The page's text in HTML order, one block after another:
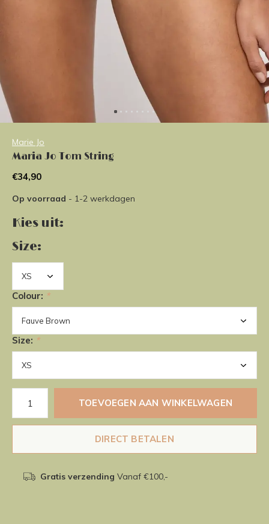
Marie Jo
Maria Jo Tom String
€34,90
Op voorraad - 1-2 werkdagen
Kies uit:
Size:
Colour: *
Size: *
TOEVOEGEN AAN WINKELWAGEN
DIRECT BETALEN
Gratis verzending Vanaf €100,-